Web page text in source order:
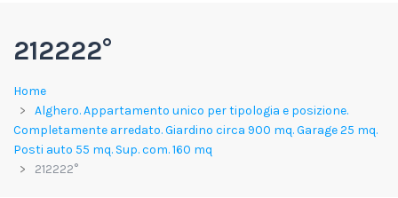
212222°
Home
Alghero. Appartamento unico per tipologia e posizione.
Completamente arredato. Giardino circa 900 mq. Garage 25 mq.
Posti auto 55 mq. Sup. com. 160 mq
212222°